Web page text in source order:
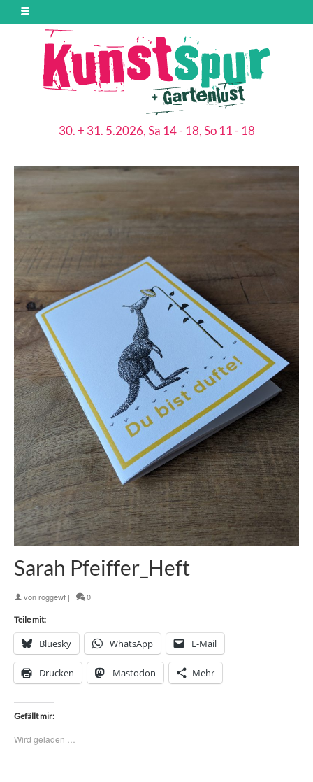
30. + 31. 5.2026, Sa 14 - 18, So 11 - 18
Sarah Pfeiffer_Heft
vonroggewf | 0
Teile mit:
Bluesky WhatsApp E-Mail
Drucken Mastodon Mehr
Gefällt mir:
Wird geladen …